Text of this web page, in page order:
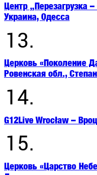
Центр „Перезагрузка
Украина, Одесса
13.
Церковь «Поколение
Ровенская обл.,
14.
G12Live Wrocław –
15.
Церковь «Царство